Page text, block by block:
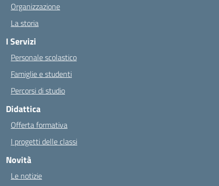
Organizzazione
La storia
I Servizi
Personale scolastico
Famiglie e studenti
Percorsi di studio
Didattica
Offerta formativa
I progetti delle classi
Novità
Le notizie